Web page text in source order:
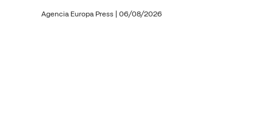
Agencia Europa Press | 06/08/2026